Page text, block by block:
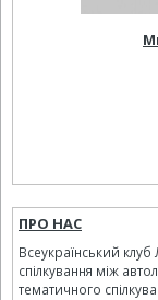
ПРО НАС
Всеукраїнський
спілкування між
тематичного